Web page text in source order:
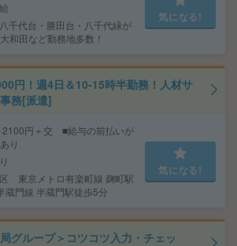
千代台・勝田台・八千代緑が
和田など勤務地多数！
気になる!
円！週4日＆10-15時半勤務！人材サ
務[派遣]
2100円＋交 ■給与の前払いが
り
東京メトロ有楽町線 麹町駅
蔵門線 半蔵門駅徒歩5分
気になる!
グループ＞コツコツ入力・チェッ